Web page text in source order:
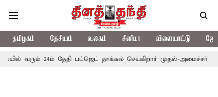
தமிழகம் தேசியம் உலகம் சினிமா விளையாட்டு
24ம் தேதி பட்ஜெட் தாக்கல் செய்கிறார் முதல்-அமைச்சர் ரங்கசாமி